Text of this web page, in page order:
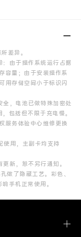
差异。
：由于操作系统运行占据
容量；由于安装操作系
用存储空间小于标识闪
全，电池已做特殊加密处
包括但不限于充电慢。
服务体验中心维修更换
使用，主副卡均支持
新，恕不另行通知。
做了隐藏工艺。彩色、
手机正常使用。